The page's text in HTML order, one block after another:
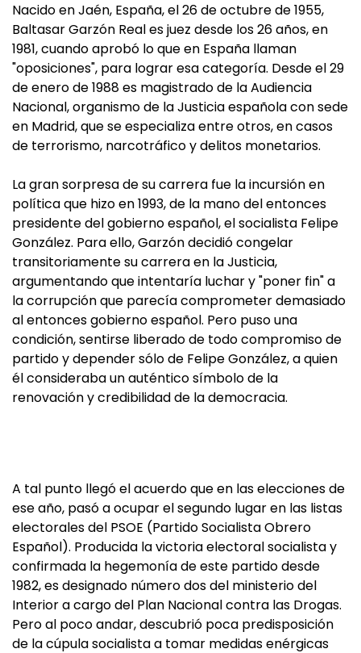
Nacido en Jaén, España, el 26 de octubre de 1955,
Baltasar Garzón Real es juez desde los 26 años, en
1981, cuando aprobó lo que en España llaman
"oposiciones", para lograr esa categoría. Desde el 29
de enero de 1988 es magistrado de la Audiencia
Nacional, organismo de la Justicia española con sede
en Madrid, que se especializa entre otros, en casos
de terrorismo, narcotráfico y delitos monetarios.
La gran sorpresa de su carrera fue la incursión en
política que hizo en 1993, de la mano del entonces
presidente del gobierno español, el socialista Felipe
González. Para ello, Garzón decidió congelar
transitoriamente su carrera en la Justicia,
argumentando que intentaría luchar y "poner fin" a
la corrupción que parecía comprometer demasiado
al entonces gobierno español. Pero puso una
condición, sentirse liberado de todo compromiso de
partido y depender sólo de Felipe González, a quien
él consideraba un auténtico símbolo de la
renovación y credibilidad de la democracia.
A tal punto llegó el acuerdo que en las elecciones de
ese año, pasó a ocupar el segundo lugar en las listas
electorales del PSOE (Partido Socialista Obrero
Español). Producida la victoria electoral socialista y
confirmada la hegemonía de este partido desde
1982, es designado número dos del ministerio del
Interior a cargo del Plan Nacional contra las Drogas.
Pero al poco andar, descubrió poca predisposición
de la cúpula socialista a tomar medidas enérgicas